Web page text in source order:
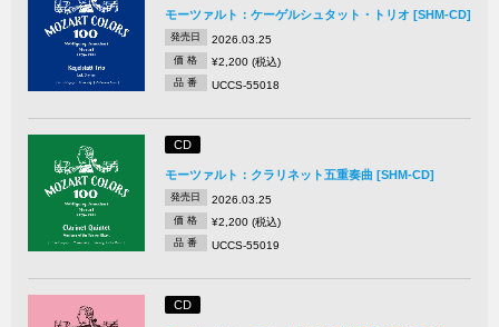
モーツァルト：ケーゲルシュタット・トリオ [SHM-CD]
発売日 2026.03.25
価 格 ¥2,200 (税込)
品 番 UCCS-55018
CD
モーツァルト：クラリネット五重奏曲 [SHM-CD]
発売日 2026.03.25
価 格 ¥2,200 (税込)
品 番 UCCS-55019
CD